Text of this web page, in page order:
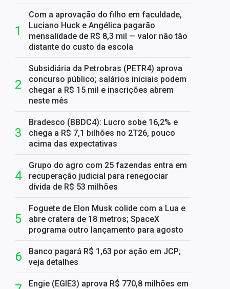
Com a aprovação do filho em faculdade,
Luciano Huck e Angélica pagarão
mensalidade de R$ 8,3 mil — valor não tão
distante do custo da escola
Subsidiária da Petrobras (PETR4) aprova
concurso público; salários iniciais podem
chegar a R$ 15 mil e inscrições abrem
neste mês
Bradesco (BBDC4): Lucro sobe 16,2% e
chega a R$ 7,1 bilhões no 2T26, pouco
acima das expectativas
Grupo do agro com 25 fazendas entra em
recuperação judicial para renegociar
dívida de R$ 53 milhões
Foguete de Elon Musk colide com a Lua e
abre cratera de 18 metros; SpaceX
programa outro lançamento para agosto
Banco pagará R$ 1,63 por ação em JCP;
veja detalhes
Engie (EGIE3) aprova R$ 770,8 milhões em